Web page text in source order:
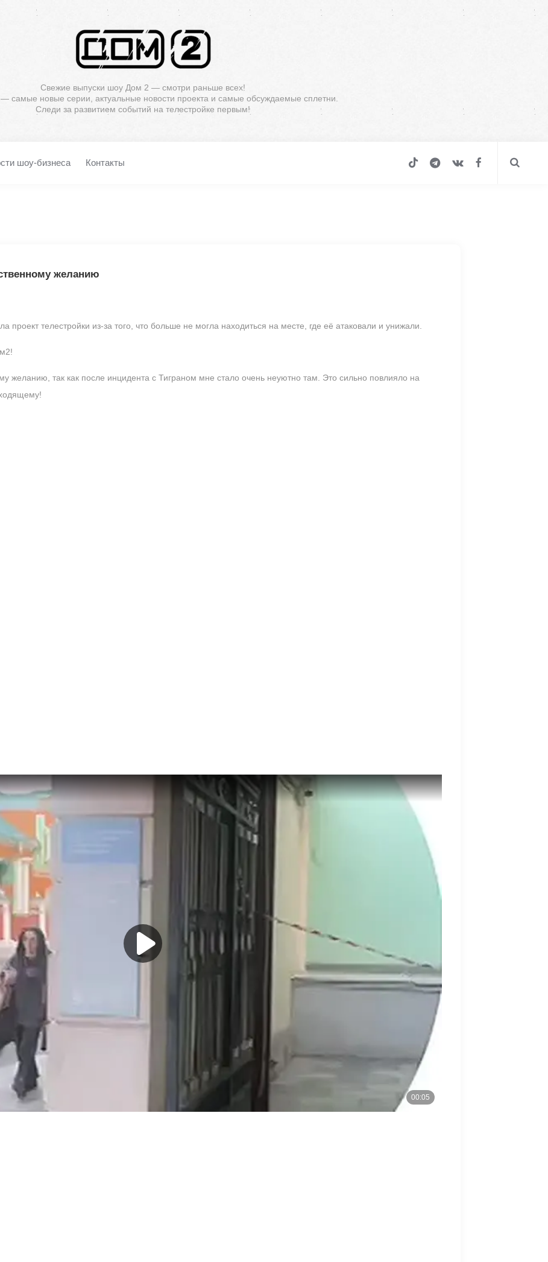
Свежие выпуски шоу Дом 2 — смотри раньше всех!
— самые новые серии, актуальные новости проекта и самые обсуждаемые сплетни.
Следи за развитием событий на телестройке первым!
шоу-бизнеса Контакты
желанию
проект телестройки из-за того, что больше не могла находиться на месте, где её атаковали и унижали.
желанию, так как после инцидента с Тиграном мне стало очень неуютно там. Это сильно повлияло на
проекту «Дом-2».
предоставили. Для меня это была целая жизнь, и я извлекла оттуда множество уроков. Это не просто
не прочтешь в обычных учебниках.
которые мне пришлось преодолеть (они заставили меня стать сильнее), и за поддержку, которую
которую я нашла за это время, — это настоящие друзья. Надежные, испытанные не только в радостях, но
От всего сердца.
больно, стыдно, страшно. За некоторые свои поступки я сейчас очень стыжусь, и я не отрицаю своей
и менялась.
и путь, который я прошла. Отдельное спасибо руководству проекта. Спасибо, что выслушивали меня,
возможность оставаться самой собой. Вы — команда с большим сердцем. Благодарю вас за новый этап